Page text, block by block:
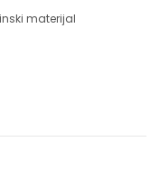
materijal